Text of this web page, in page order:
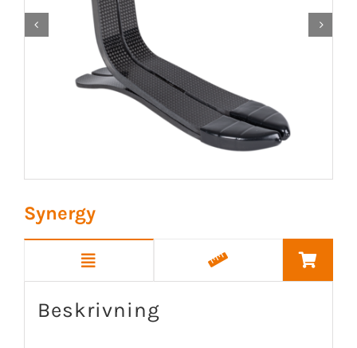
 
Synergy
Beskrivning